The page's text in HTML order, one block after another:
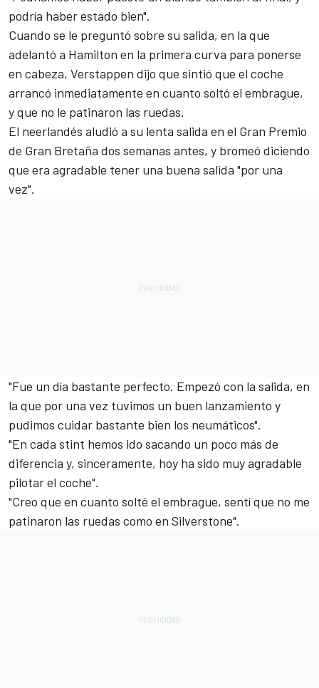
podría haber estado bien".
Cuando se le preguntó sobre su salida, en la que
adelantó a Hamilton en la primera curva para ponerse
en cabeza, Verstappen dijo que sintió que el coche
arrancó inmediatamente en cuanto soltó el embrague,
y que no le patinaron las ruedas.
El neerlandés aludió a su lenta salida en el Gran Premio
de Gran Bretaña dos semanas antes, y bromeó diciendo
que era agradable tener una buena salida "por una
vez".
"Fue un día bastante perfecto. Empezó con la salida, en
la que por una vez tuvimos un buen lanzamiento y
pudimos cuidar bastante bien los neumáticos".
"En cada stint hemos ido sacando un poco más de
diferencia y, sinceramente, hoy ha sido muy agradable
pilotar el coche".
"Creo que en cuanto solté el embrague, sentí que no me
patinaron las ruedas como en Silverstone".